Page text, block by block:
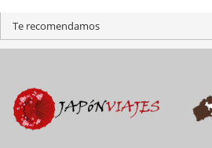
Te recomendamos